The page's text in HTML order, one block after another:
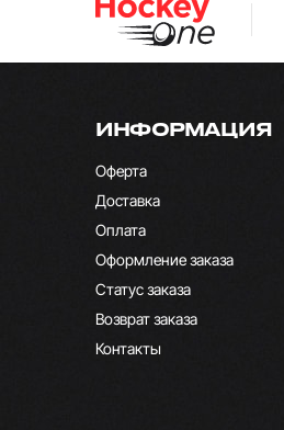
ИНФОРМАЦИЯ
Оферта
Доставка
Оплата
Оформление заказа
Статус заказа
Возврат заказа
Контакты